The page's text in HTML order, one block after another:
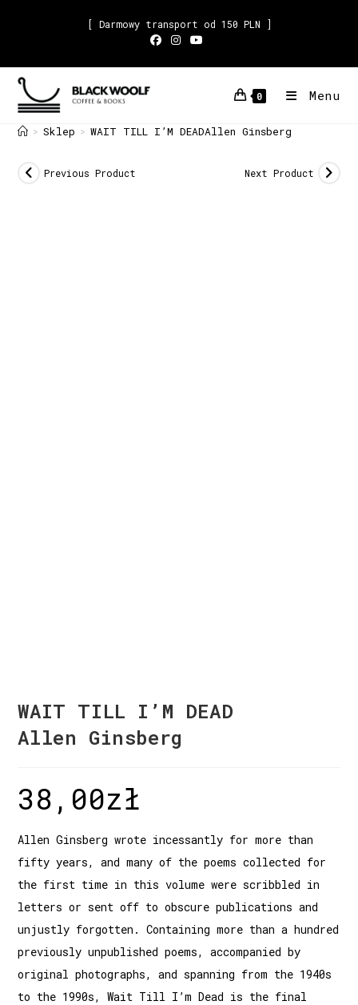
[ Darmowy transport od 150 PLN ]
0 Menu
> Sklep > WAIT TILL I’M DEADAllen Ginsberg
Previous Product Next Product
WAIT TILL I’M DEAD
Allen Ginsberg
38,00zł
Allen Ginsberg wrote incessantly for more than
fifty years, and many of the poems collected for
the first time in this volume were scribbled in
letters or sent off to obscure publications and
unjustly forgotten. Containing more than a hundred
previously unpublished poems, accompanied by
original photographs, and spanning from the 1940s
to the 1990s, Wait Till I’m Dead is the final